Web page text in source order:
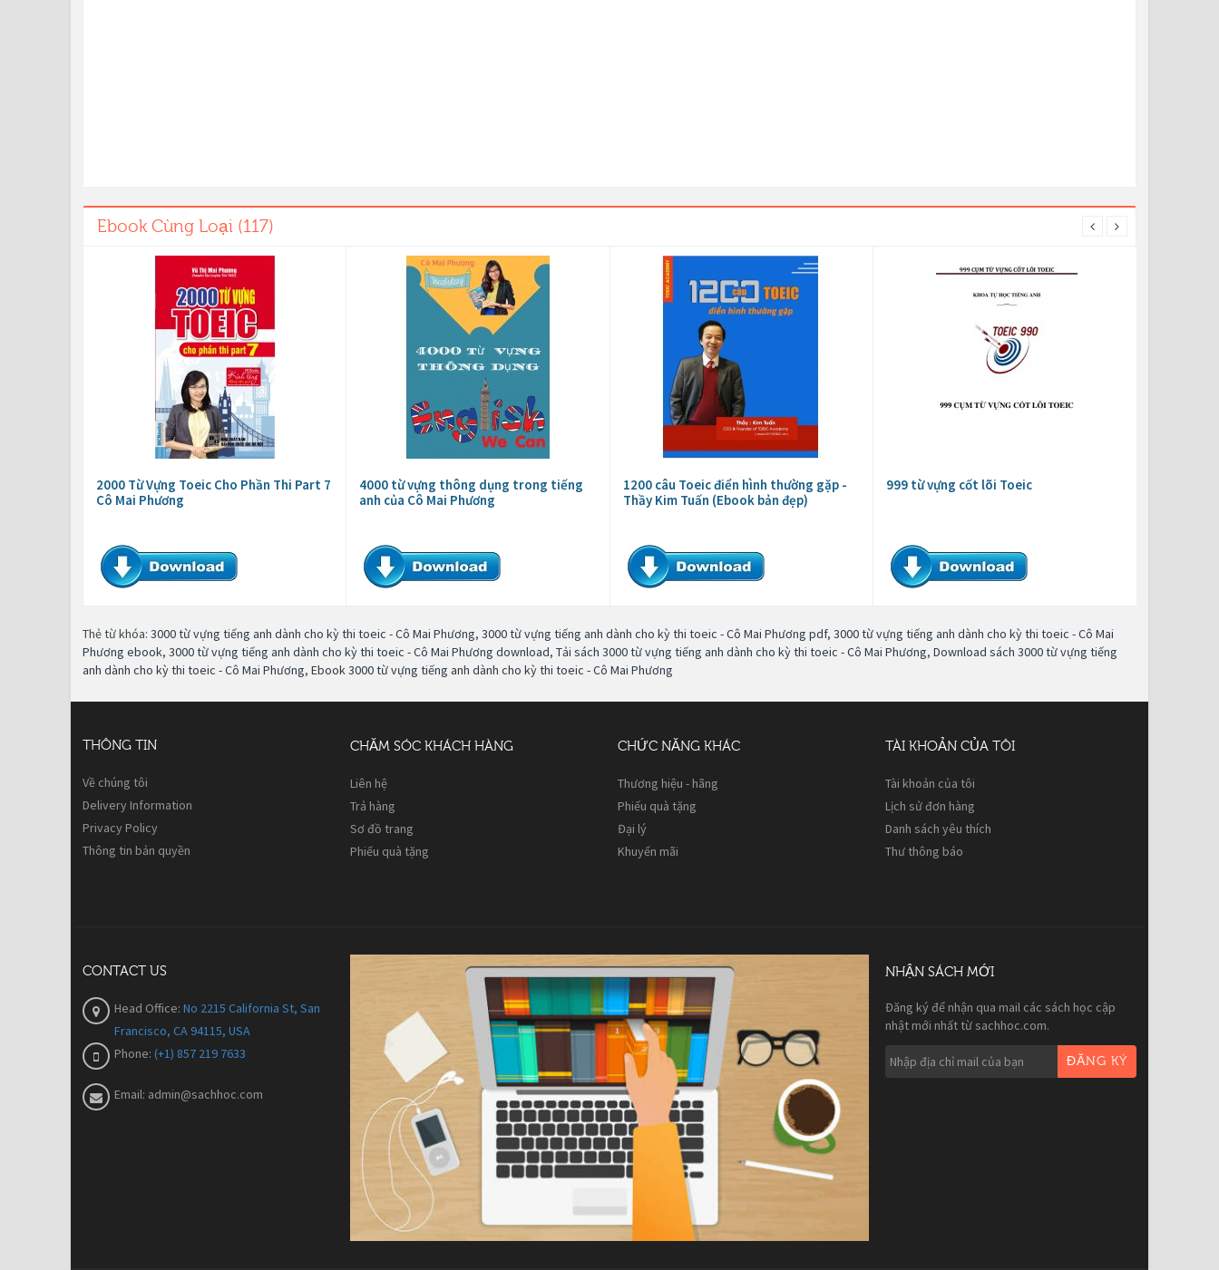
Ebook Cùng Loại (117)
2000 Từ Vựng Toeic Cho Phần Thi Part 7
Cô Mai Phương
4000 từ vựng thông dụng trong tiếng
anh của Cô Mai Phương
1200 câu Toeic điển hình thường gặp -
Thầy Kim Tuấn (Ebook bản đẹp)
999 từ vựng cốt lõi Toeic
Thẻ từ khóa: 3000 từ vựng tiếng anh dành cho kỳ thi toeic - Cô Mai Phương, 3000 từ vựng tiếng anh dành cho kỳ thi toeic - Cô Mai Phương pdf, 3000 từ vựng tiếng anh dành cho kỳ thi toeic - Cô Mai
Phương ebook, 3000 từ vựng tiếng anh dành cho kỳ thi toeic - Cô Mai Phương download, Tải sách 3000 từ vựng tiếng anh dành cho kỳ thi toeic - Cô Mai Phương, Download sách 3000 từ vựng tiếng
anh dành cho kỳ thi toeic - Cô Mai Phương, Ebook 3000 từ vựng tiếng anh dành cho kỳ thi toeic - Cô Mai Phương
THÔNG TIN
Về chúng tôi
Delivery Information
Privacy Policy
Thông tin bản quyền
CHĂM SÓC KHÁCH HÀNG
Liên hệ
Trả hàng
Sơ đồ trang
Phiếu quà tặng
CHỨC NĂNG KHÁC
Thương hiệu - hãng
Phiếu quà tặng
Đại lý
Khuyến mãi
TÀI KHOẢN CỦA TÔI
Tài khoản của tôi
Lịch sử đơn hàng
Danh sách yêu thích
Thư thông báo
CONTACT US
Head Office: No 2215 California St, San
Francisco, CA 94115, USA
Phone: (+1) 857 219 7633
Email: admin@sachhoc.com
NHẬN SÁCH MỚI
Đăng ký để nhận qua mail các sách học cập
nhật mới nhất từ sachhoc.com.
ĐĂNG KÝ